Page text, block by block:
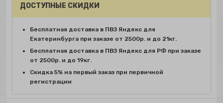
ДОСТУПНЫЕ СКИДКИ
Бесплатная доставка в ПВЗ Яндекс для
Екатеринбурга при заказе от 2500р. и до 21кг.
Бесплатная доставка в ПВЗ Яндекс для РФ при заказе
от 2500р. и до 19кг.
Скидка 5% на первый заказ при первичной
регистрации